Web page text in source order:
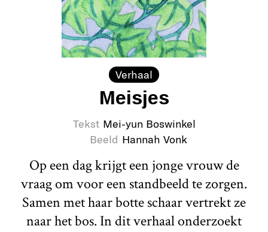
Verhaal
Meisjes
Tekst Mei-yun Boswinkel
Beeld Hannah Vonk
Op een dag krijgt een jonge vrouw de
vraag om voor een standbeeld te zorgen.
Samen met haar botte schaar vertrekt ze
naar het bos. In dit verhaal onderzoekt